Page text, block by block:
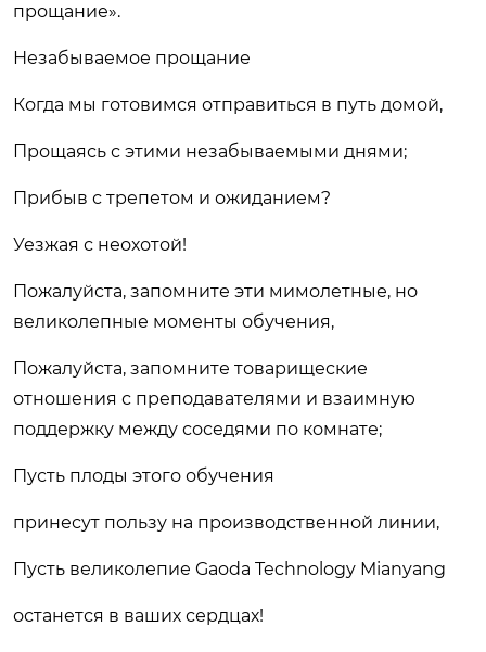
прощание».
Незабываемое прощание
Когда мы готовимся отправиться в путь домой,
Прощаясь с этими незабываемыми днями;
Прибыв с трепетом и ожиданием?
Уезжая с неохотой!
Пожалуйста, запомните эти мимолетные, но
великолепные моменты обучения,
Пожалуйста, запомните товарищеские
отношения с преподавателями и взаимную
поддержку между соседями по комнате;
Пусть плоды этого обучения
принесут пользу на производственной линии,
Пусть великолепие Gaoda Technology Mianyang
останется в ваших сердцах!